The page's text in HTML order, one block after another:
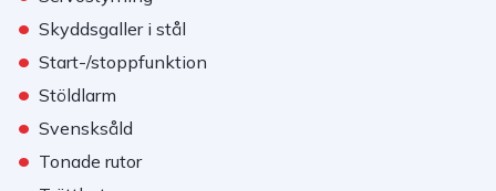
• Skyddsgaller i stål
• Start-/stoppfunktion
• Stöldlarm
• Svensksåld
• Tonade rutor